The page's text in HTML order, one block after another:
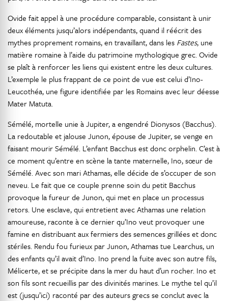
Ovide fait appel à une procédure comparable, consistant à unir
deux éléments jusqu’alors indépendants, quand il réécrit des
mythes proprement romains, en travaillant, dans les Fastes, une
matière romaine à l’aide du patrimoine mythologique grec. Ovide
se plaît à renforcer les liens qui existent entre les deux cultures.
L’exemple le plus frappant de ce point de vue est celui d’Ino-
Leucothéa, une figure identifiée par les Romains avec leur déesse
Mater Matuta.
Sémélé, mortelle unie à Jupiter, a engendré Dionysos (Bacchus).
La redoutable et jalouse Junon, épouse de Jupiter, se venge en
faisant mourir Sémélé. L’enfant Bacchus est donc orphelin. C’est à
ce moment qu’entre en scène la tante maternelle, Ino, sœur de
Sémélé. Avec son mari Athamas, elle décide de s’occuper de son
neveu. Le fait que ce couple prenne soin du petit Bacchus
provoque la fureur de Junon, qui met en place un processus
retors. Une esclave, qui entretient avec Athamas une relation
amoureuse, raconte à ce dernier qu’Ino veut provoquer une
famine en distribuant aux fermiers des semences grillées et donc
stériles. Rendu fou furieux par Junon, Athamas tue Learchus, un
des enfants qu’il avait d’Ino. Ino prend la fuite avec son autre fils,
Mélicerte, et se précipite dans la mer du haut d’un rocher. Ino et
son fils sont recueillis par des divinités marines. Le mythe tel qu’il
est (jusqu’ici) raconté par des auteurs grecs se conclut avec la